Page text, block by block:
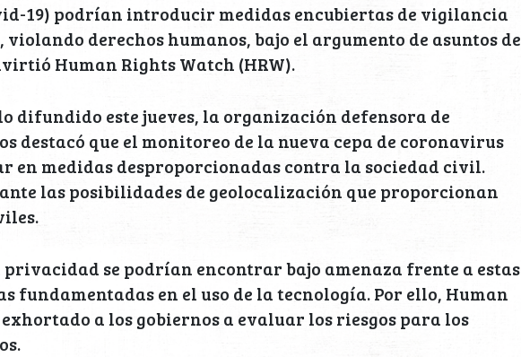
19) podrían introducir medidas encubiertas de vigilancia
derechos humanos, bajo el argumento de asuntos de
Human Rights Watch (HRW).
difundido este jueves, la organización defensora de
destacó que el monitoreo de la nueva cepa de coronavirus
en medidas desproporcionadas contra la sociedad civil.
las posibilidades de geolocalización que proporcionan
privacidad se podrían encontrar bajo amenaza frente a estas
fundamentadas en el uso de la tecnología. Por ello, Human
a los gobiernos a evaluar los riesgos para los